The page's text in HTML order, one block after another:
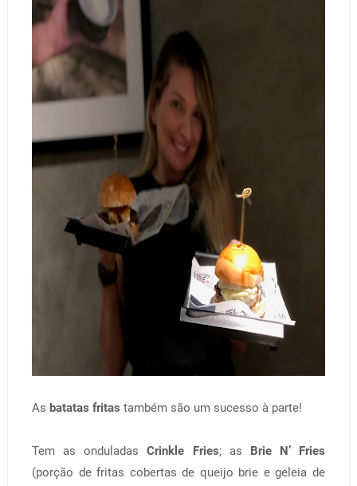
As batatas fritas também são um sucesso à parte!
Tem as onduladasCrinkle Fries; as Brie N’ Fries
(porção de fritas cobertas de queijo brie e geleia de